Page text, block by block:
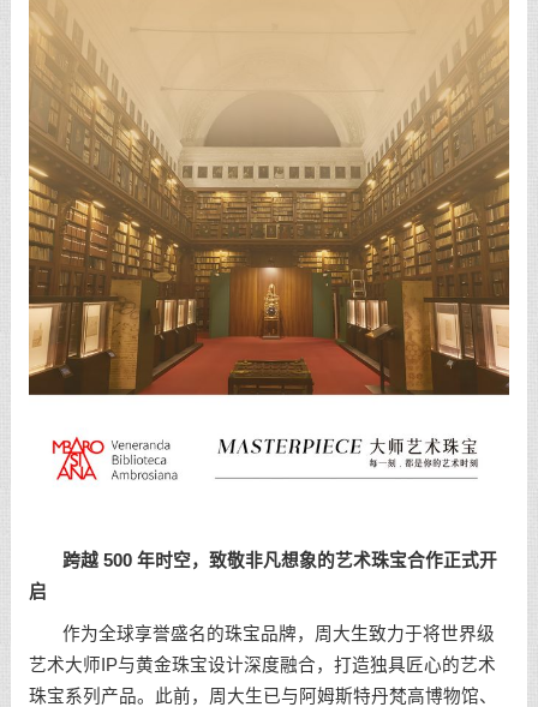
跨越 500 年时空，致敬非凡想象的艺术珠宝合作正式开
启
作为全球享誉盛名的珠宝品牌，周大生致力于将世界级
艺术大师IP与黄金珠宝设计深度融合，打造独具匠心的艺术
珠宝系列产品。此前，周大生已与阿姆斯特丹梵高博物馆、